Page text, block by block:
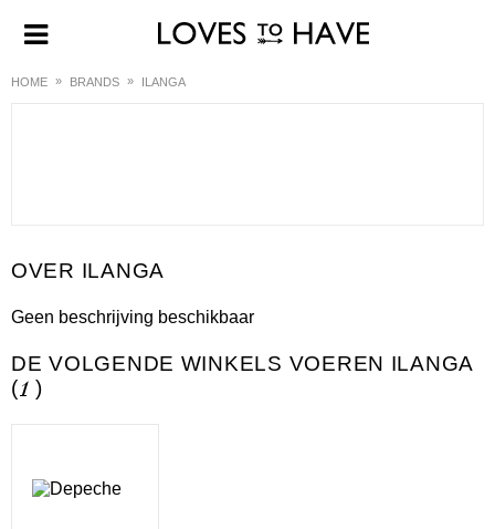
HOME BRANDS ILANGA
ILANGA
Geen beschrijving beschikbaar
DE VOLGENDE WINKELS VOEREN ILANGA
(1 )